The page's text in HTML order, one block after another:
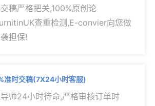
稿严格把关,100%原创论
查重检测,E-convier向您做
担保!
准时交稿(7X24小时客服)
师24小时待命,严格审核订单时